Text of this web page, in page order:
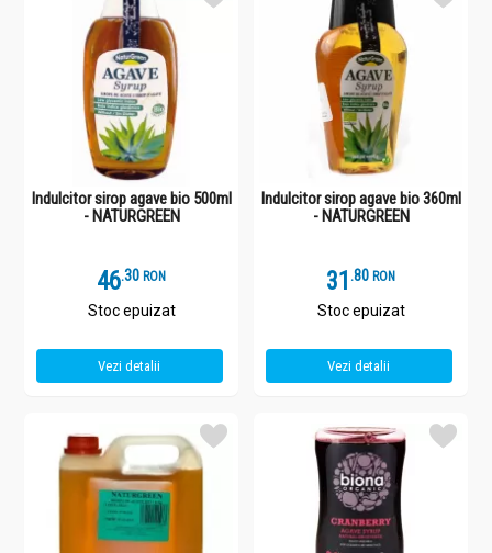
Indulcitor sirop agave bio 500ml
- NATURGREEN
46.3 RON
Stoc epuizat
Vezi detalii
Indulcitor sirop agave bio 360ml
- NATURGREEN
31 .8 RON
Stoc epuizat
Vezi detalii